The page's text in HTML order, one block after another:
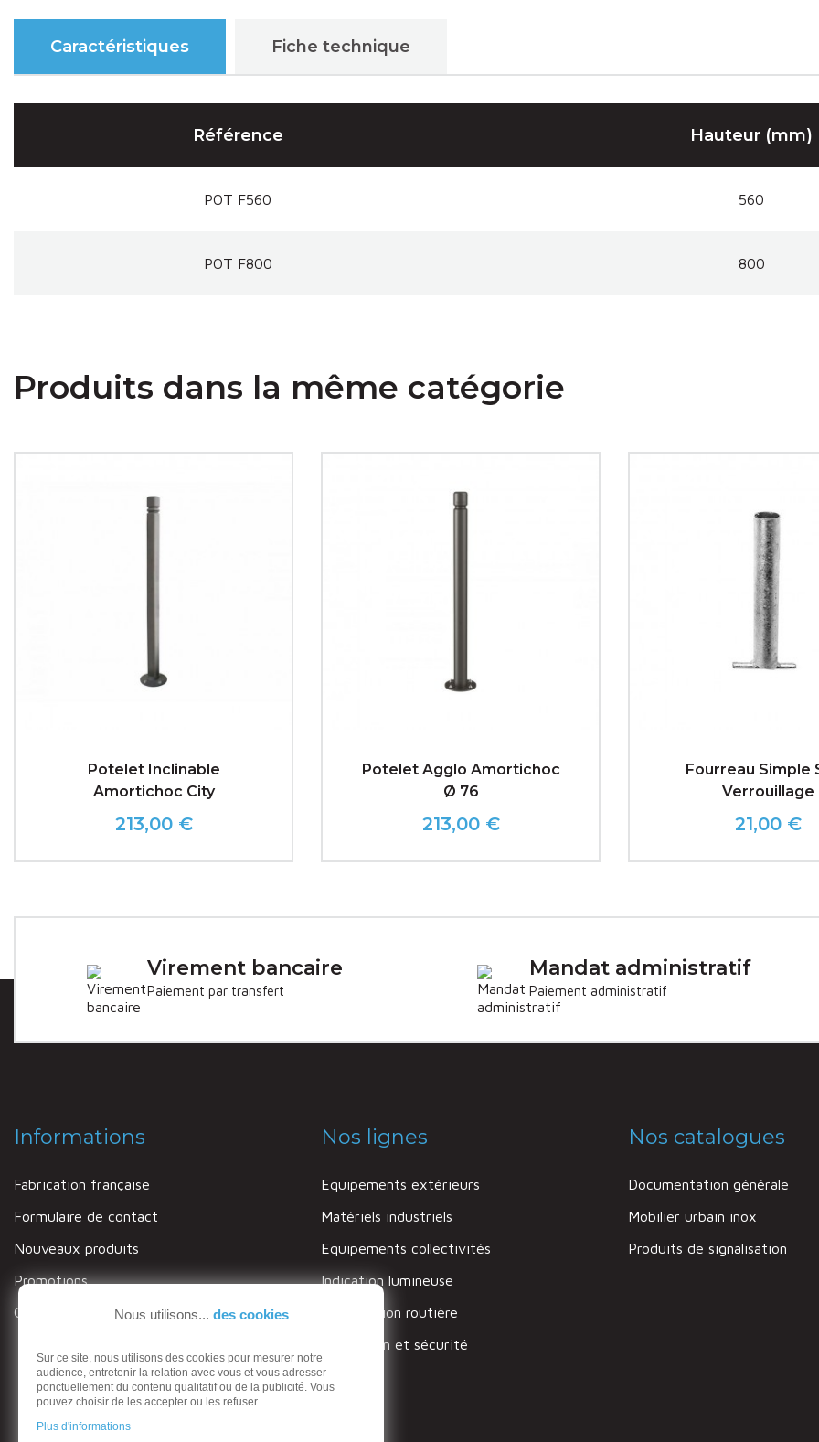
Caractéristiques Fiche technique
Référence Hauteur (mm)
POT F560 560
POT F800 800
Produits dans la même catégorie
Potelet Inclinable
Amortichoc City
Prix
213,00 €
Potelet Agglo Amortichoc
Ø 76
Prix
213,00 €
Fourreau Simple
Verrouillage
Prix
21,00 €
Virement bancaire
Paiement par transfert
Mandat administratif
Paiement administratif
Informations
Fabrication française
Formulaire de contact
Nouveaux produits
Promotions
Garantie
Nos lignes
Equipements extérieurs
Matériels industriels
Equipements collectivités
Indication lumineuse
Signalisation routière
Protection et sécurité
Nos catalogues
Documentation générale
Mobilier urbain inox
Produits de signalisation
Nous utilisons... des cookies
Sur ce site, nous utilisons des cookies pour mesurer notre
audience, entretenir la relation avec vous et vous adresser
ponctuellement du contenu qualitatif ou de la publicité. Vous
pouvez choisir de les accepter ou les refuser.
Plus d'informations